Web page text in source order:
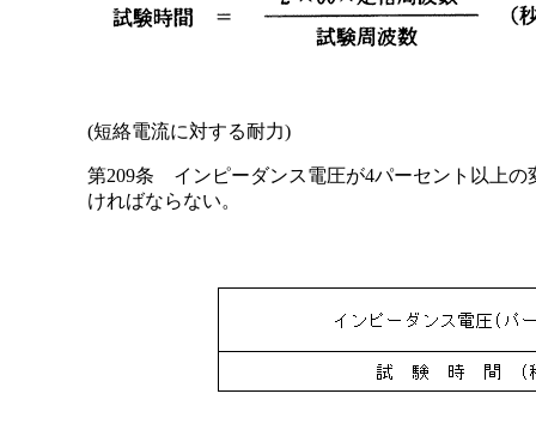
(短絡電流に対する耐力)
第209条 インピーダンス電圧が4パーセント以上の
ければならない。